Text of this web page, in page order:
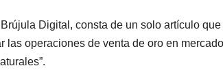
Digital, consta de un solo artículo
las operaciones de venta de oro en